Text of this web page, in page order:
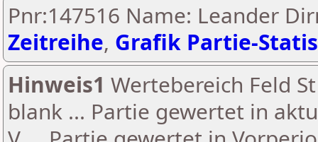
Pnr:147516 Name: Leander
Zeitreihe, Grafik Partie-
Hinweis1 Wertebereich Feld
blank ... Partie gewertet in